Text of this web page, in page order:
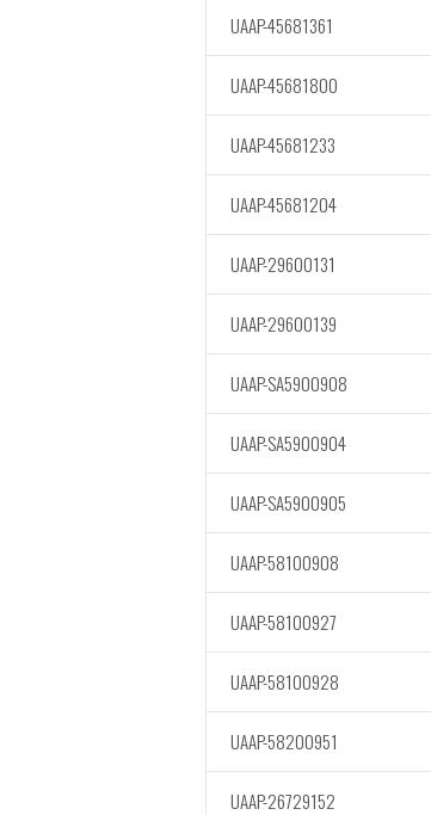
UAAP-45681361
UAAP-45681800
UAAP-45681233
UAAP-45681204
UAAP-29600131
UAAP-29600139
UAAP-SA5900908
UAAP-SA5900904
UAAP-SA5900905
UAAP-58100908
UAAP-58100927
UAAP-58100928
UAAP-58200951
UAAP-26729152